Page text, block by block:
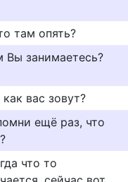
там опять?
Вы занимаетесь?
как вас зовут?
ещё раз, что
что то